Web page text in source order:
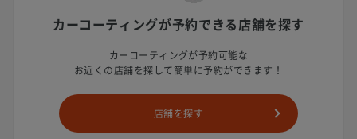
カーコーティングが予約できる店舗を探す
カーコーティングが予約可能な
お近くの店舗を探して簡単に予約ができます！
店舗を探す